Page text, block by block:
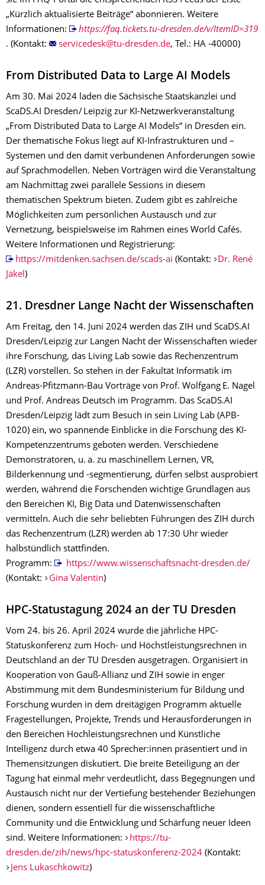
„Kürzlich aktualisierte Beiträge“ abonnieren. Weitere
Informationen:
https://faq.tickets.tu-dresden.de/v/ItemID=319
. (Kontakt:
, Tel.: HA -40000)
From Distributed Data to Large AI Models
Am 30. Mai 2024 laden die Sächsische Staatskanzlei und
ScaDS.AI Dresden / Leipzig zur KI-Netzwerkveranstaltung
„From Distributed Data to Large AI Models“ in Dresden ein.
Der thematische Fokus liegt auf KI-Infrastrukturen und –
Systemen und den damit verbundenen Anforderungen sowie
auf Sprachmodellen. Neben Vorträgen wird die Veranstaltung
am Nachmittag zwei parallele Sessions in diesem
thematischen Spektrum bieten. Zudem gibt es zahlreiche
Möglichkeiten zum persönlichen Austausch und zur
Vernetzung, beispielsweise im Rahmen eines World Cafés.
Weitere Informationen und Registrierung:
https://mitdenken.sachsen.de/scads-ai (Kontakt:
Dr. René
Jäkel)
21. Dresdner Lange Nacht der Wissenschaften
Am Freitag, den 14. Juni 2024 werden das ZIH und ScaDS.AI
Dresden/Leipzig zur Langen Nacht der Wissenschaften wieder
ihre Forschung, das Living Lab sowie das Rechenzentrum
(LZR) vorstellen. So stehen in der Fakultät Informatik im
Andreas-Pfitzmann-Bau Vorträge von Prof. Wolfgang E. Nagel
und Prof. Andreas Deutsch im Programm. Das ScaDS.AI
Dresden/Leipzig lädt zum Besuch in sein Living Lab (APB-
1020) ein, wo spannende Einblicke in die Forschung des KI-
Kompetenzzentrums geboten werden. Verschiedene
Demonstratoren, u. a. zu maschinellem Lernen, VR,
Bilderkennung und -segmentierung, dürfen selbst ausprobiert
werden, während die Forschenden wichtige Grundlagen aus
den Bereichen KI, Big Data und Datenwissenschaften
vermitteln. Auch die sehr beliebten Führungen des ZIH durch
das Rechenzentrum (LZR) werden ab 17:30 Uhr wieder
halbstündlich stattfinden.
Programm:
https://www.wissenschaftsnacht-dresden.de/
(Kontakt:
Gina Valentin)
HPC-Statustagung 2024 an der TU Dresden
Vom 24. bis 26. April 2024 wurde die jährliche HPC-
Statuskonferenz zum Hoch- und Höchstleistungsrechnen in
Deutschland an der TU Dresden ausgetragen. Organisiert in
Kooperation von Gauß-Allianz und ZIH sowie in enger
Abstimmung mit dem Bundesministerium für Bildung und
Forschung wurden in dem dreitägigen Programm aktuelle
Fragestellungen, Projekte, Trends und Herausforderungen in
den Bereichen Hochleistungsrechnen und Künstliche
Intelligenz durch etwa 40 Sprecher:innen präsentiert und in
Themensitzungen diskutiert. Die breite Beteiligung an der
Tagung hat einmal mehr verdeutlicht, dass Begegnungen und
Austausch nicht nur der Vertiefung bestehender Beziehungen
dienen, sondern essentiell für die wissenschaftliche
Community und die Entwicklung und Schärfung neuer Ideen
sind. Weitere Informationen:
https://tu-
dresden.de/zih/news/hpc-statuskonferenz-2024 (Kontakt:
Jens Lukaschkowitz)